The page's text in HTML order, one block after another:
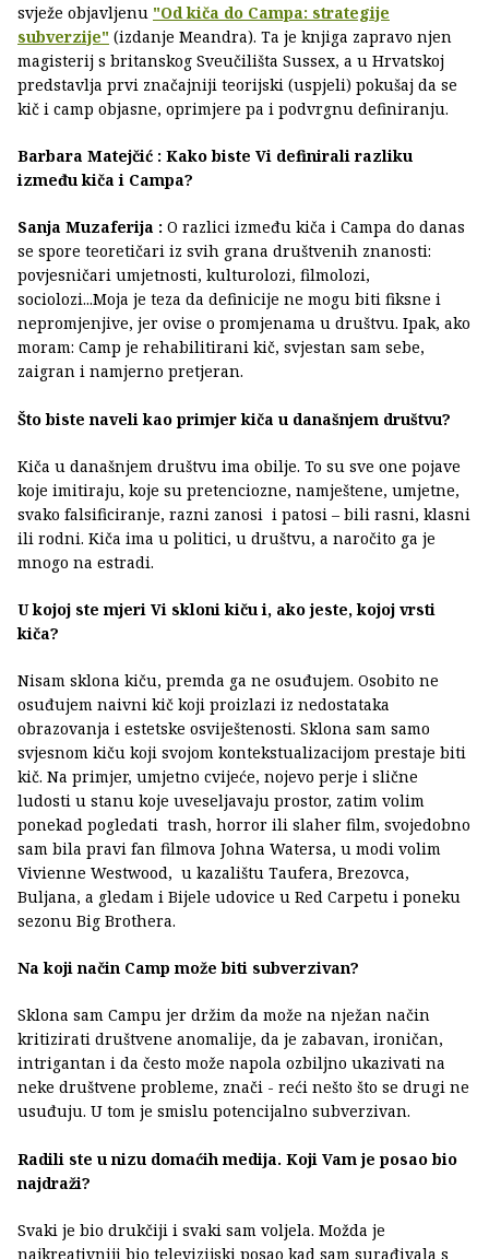
svježe objavljenu "Od kiča do Campa: strategije
subverzije" (izdanje Meandra). Ta je knjiga zapravo njen
magisterij s britanskog Sveučilišta Sussex, a u Hrvatskoj
predstavlja prvi značajniji teorijski (uspjeli) pokušaj da se
kič i camp objasne, oprimjere pa i podvrgnu definiranju.
Barbara Matejčić : Kako biste Vi definirali razliku
između kiča i Campa?
Sanja Muzaferija : O razlici između kiča i Campa do danas
se spore teoretičari iz svih grana društvenih znanosti:
povjesničari umjetnosti, kulturolozi, filmolozi,
sociolozi...Moja je teza da definicije ne mogu biti fiksne i
nepromjenjive, jer ovise o promjenama u društvu. Ipak, ako
moram: Camp je rehabilitirani kič, svjestan sam sebe,
zaigran i namjerno pretjeran.
Što biste naveli kao primjer kiča u današnjem društvu?
Kiča u današnjem društvu ima obilje. To su sve one pojave
koje imitiraju, koje su pretenciozne, namještene, umjetne,
svako falsificiranje, razni zanosi i patosi – bili rasni, klasni
ili rodni. Kiča ima u politici, u društvu, a naročito ga je
mnogo na estradi.
U kojoj ste mjeri Vi skloni kiču i, ako jeste, kojoj vrsti
kiča?
Nisam sklona kiču, premda ga ne osuđujem. Osobito ne
osuđujem naivni kič koji proizlazi iz nedostataka
obrazovanja i estetske osviještenosti. Sklona sam samo
svjesnom kiču koji svojom kontekstualizacijom prestaje biti
kič. Na primjer, umjetno cvijeće, nojevo perje i slične
ludosti u stanu koje uveseljavaju prostor, zatim volim
ponekad pogledati trash, horror ili slaher film, svojedobno
sam bila pravi fan filmova Johna Watersa, u modi volim
Vivienne Westwood, u kazalištu Taufera, Brezovca,
Buljana, a gledam i Bijele udovice u Red Carpetu i poneku
sezonu Big Brothera.
Na koji način Camp može biti subverzivan?
Sklona sam Campu jer držim da može na nježan način
kritizirati društvene anomalije, da je zabavan, ironičan,
intrigantan i da često može napola ozbiljno ukazivati na
neke društvene probleme, znači - reći nešto što se drugi ne
usuđuju. U tom je smislu potencijalno subverzivan.
Radili ste u nizu domaćih medija. Koji Vam je posao bio
najdraži?
Svaki je bio drukčiji i svaki sam voljela. Možda je
najkreativniji bio televizijski posao kad sam surađivala s